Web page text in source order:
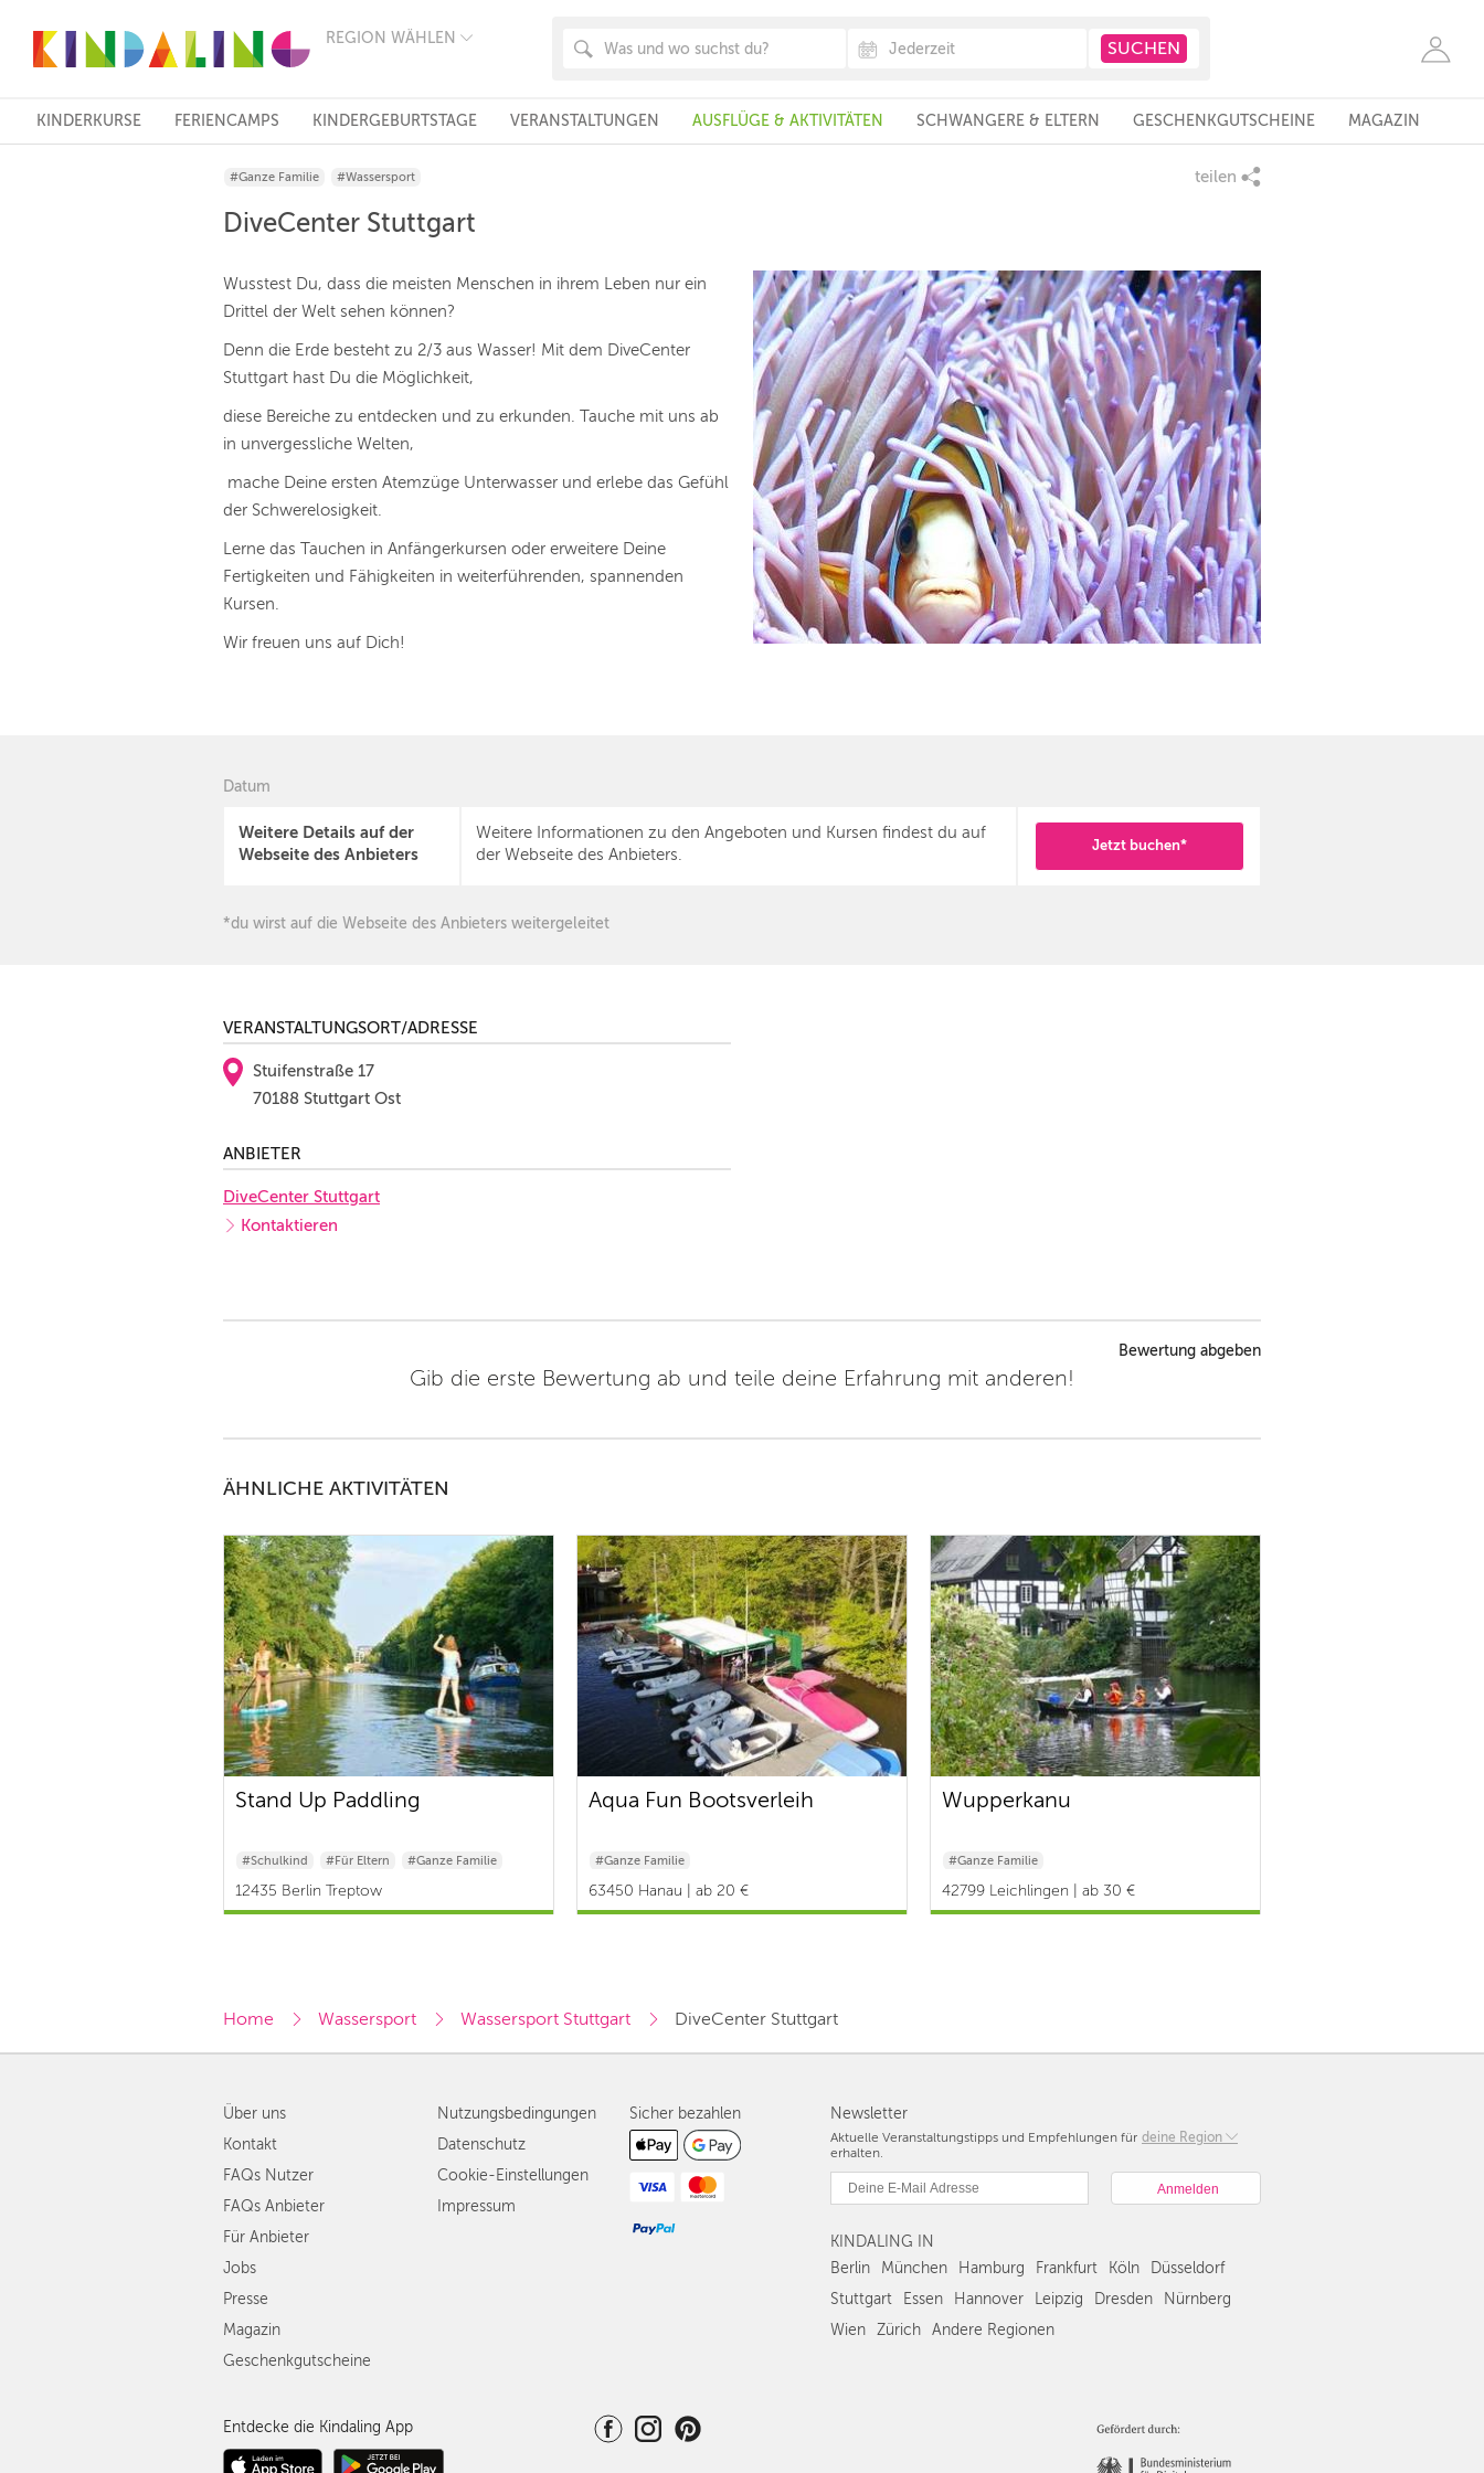
REGION WÄHLEN
FRANKFURT
KÖLN
STUTTGART
ESSEN
HANNOVER
DRESDEN
WIEN
ZÜRICH
REGIONEN
KINDERKURSE FERIENCAMPS KINDERGEBURTSTAGE VERANSTALTUNGEN AUSFLÜGE & AKTIVITÄTEN SCHWANGERE & ELTERN GESCHENKGUTSCHEINE MAGAZIN
#Ganze Familie #Wassersport teilen
DiveCenter Stuttgart
Wusstest Du, dass die meisten Menschen in ihrem Leben nur ein
Drittel der Welt sehen können?
Denn die Erde besteht zu 2/3 aus Wasser! Mit dem DiveCenter
Stuttgart hast Du die Möglichkeit,
diese Bereiche zu entdecken und zu erkunden. Tauche mit uns ab
in unvergessliche Welten,
mache Deine ersten Atemzüge Unterwasser und erlebe das Gefühl
der Schwerelosigkeit.
Lerne das Tauchen in Anfängerkursen oder erweitere Deine
Fertigkeiten und Fähigkeiten in weiterführenden, spannenden
Kursen.
Wir freuen uns auf Dich!
Datum
Weitere Details auf der
Webseite des Anbieters
Weitere Informationen zu den Angeboten und Kursen findest du auf
der Webseite des Anbieters.
Jetzt buchen*
*du wirst auf die Webseite des Anbieters weitergeleitet
VERANSTALTUNGSORT/ADRESSE
Stuifenstraße 17
70188 Stuttgart Ost
ANBIETER
DiveCenter Stuttgart
Kontaktieren
Bewertung abgeben
Gib die erste Bewertung ab und teile deine Erfahrung mit anderen!
ÄHNLICHE AKTIVITÄTEN
Stand Up Paddling
#Schulkind #Für Eltern #Ganze Familie
12435 Berlin Treptow
Aqua Fun Bootsverleih
#Ganze Familie
63450 Hanau | ab 20 €
Wupperkanu
#Ganze Familie
42799 Leichlingen | ab 30 €
Home Wassersport Wassersport Stuttgart DiveCenter Stuttgart
Newsletter
Aktuelle Veranstaltungstipps und Empfehlungen für deine Region
Berlin
Hamburg
Düsseldorf
Stuttgart
Nürnberg
Wien
erhalten.
KINDALING IN
Berlin
München Hamburg Frankfurt Köln
Düsseldorf
Stuttgart
Essen Hannover Leipzig Dresden
Nürnberg
Wien
Zürich Andere Regionen
Über uns
Kontakt
FAQs Nutzer
FAQs Anbieter
Für Anbieter
Jobs
Presse
Magazin
Geschenkgutscheine
Nutzungsbedingungen
Datenschutz
Cookie-Einstellungen
Impressum
Sicher bezahlen
Entdecke die Kindaling App